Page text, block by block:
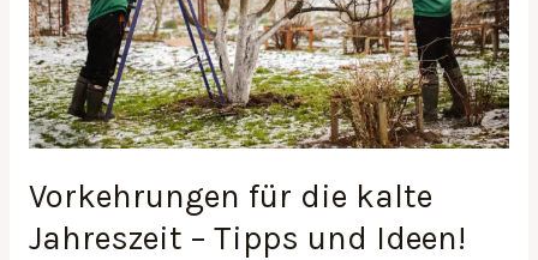
Vorkehrungen für die kalte
Jahreszeit – Tipps und Ideen!
–
Tipps
und
Ideen!